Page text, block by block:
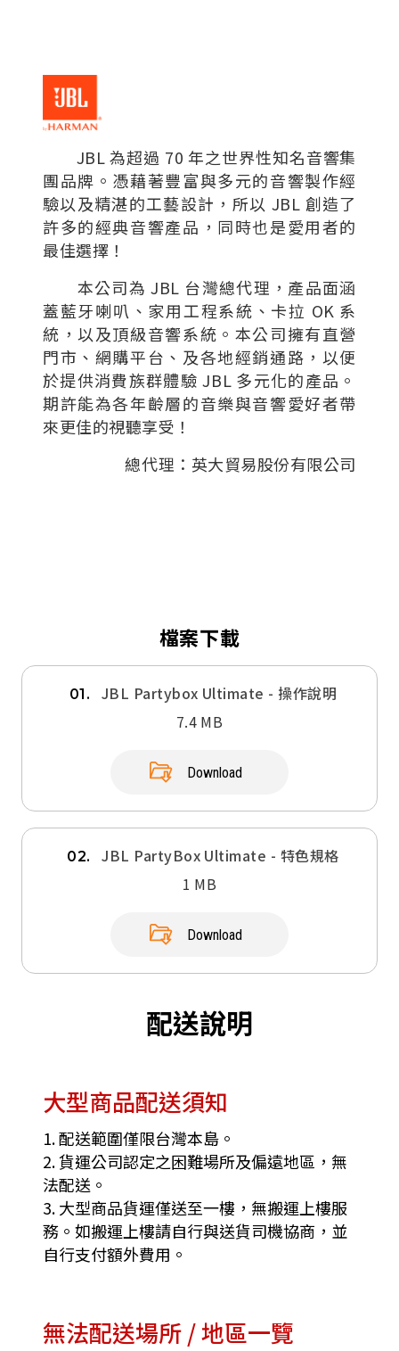
JBL 為超過 70 年之世界性知名音響集
團品牌。憑藉著豐富與多元的音響製作經
驗以及精湛的工藝設計，所以 JBL 創造了
許多的經典音響產品，同時也是愛用者的
最佳選擇！
本公司為 JBL 台灣總代理，產品面涵
蓋藍牙喇叭、家用工程系統、卡拉 OK 系
統，以及頂級音響系統。本公司擁有直營
門市、網購平台、及各地經銷通路，以便
於提供消費族群體驗 JBL 多元化的產品。
期許能為各年齡層的音樂與音響愛好者帶
來更佳的視聽享受！
總代理：英大貿易股份有限公司
檔案下載
01.
JBL Partybox Ultimate - 操作說明
7.4 MB
Download
02.
JBL PartyBox Ultimate - 特色規格
1 MB
Download
配送說明
大型商品配送須知
1. 配送範圍僅限台灣本島。
2. 貨運公司認定之困難場所及偏遠地區，無
法配送。
3. 大型商品貨運僅送至一樓，無搬運上樓服
務。如搬運上樓請自行與送貨司機協商，並
自行支付額外費用。
無法配送場所 / 地區一覽